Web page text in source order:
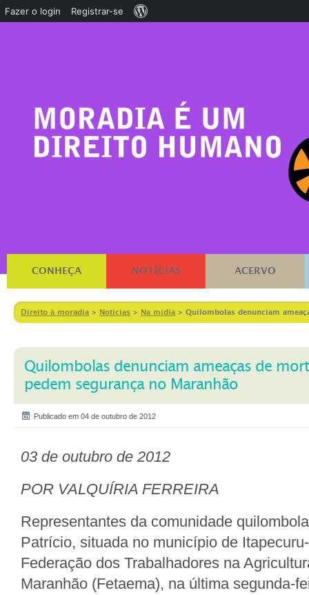
CONHEÇA NOTÍCIAS ACERVO
Direito à moradia > Notícias > Na mídia > Quilombolas denunciam
Quilombolas denunciam ameaças de
pedem segurança no Maranhão
Publicado em 04 de outubro de 2012
03 de outubro de 2012
POR VALQUÍRIA FERREIRA
Representantes da comunidade
Patrício, situada no município de
Federação dos Trabalhadores na
Maranhão (Fetaema), na última segunda-
Fazer o login Registrar-se